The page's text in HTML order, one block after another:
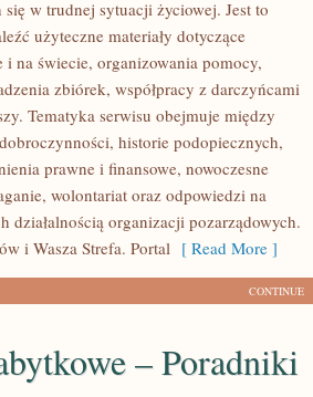
w trudnej sytuacji życiowej. Jest to
użyteczne materiały dotyczące
i na świecie, organizowania pomocy,
zbiórek, współpracy z darczyńcami
Tematyka serwisu obejmuje między
historie podopiecznych,
prawne i finansowe, nowoczesne
wolontariat oraz odpowiedzi na
działalnością organizacji pozarządowych.
i Wasza Strefa. Portal [ Read More ]
CONTINUE
– Poradniki